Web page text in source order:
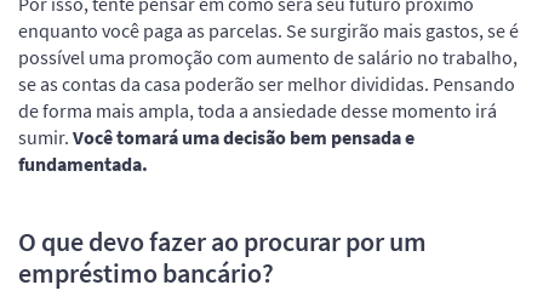
enquanto você paga as parcelas. Se surgirão mais gastos, se é
possível uma promoção com aumento de salário no trabalho,
se as contas da casa poderão ser melhor divididas. Pensando
de forma mais ampla, toda a ansiedade desse momento irá
sumir. Você tomará uma decisão bem pensada e
fundamentada.
O que devo fazer ao procurar por um
empréstimo bancário?